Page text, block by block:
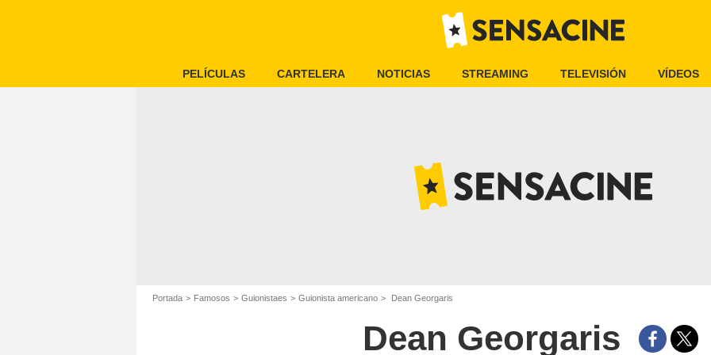
PELÍCULAS CARTELERA NOTICIAS STREAMING TELEVISIÓN VÍDEOS
Portada Famosos Guionistaes Guionista americano Dean Georgaris
Dean Georgaris